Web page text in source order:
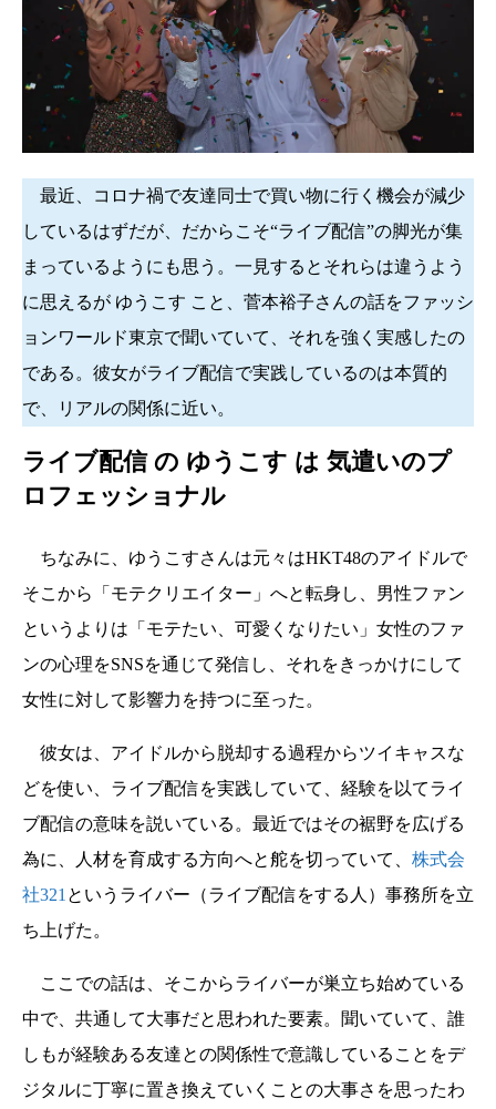
最近、コロナ禍で友達同士で買い物に行く機会が減少
しているはずだが、だからこそ“ライブ配信”の脚光が集
まっているようにも思う。一見するとそれらは違うよう
に思えるが ゆうこす こと、菅本裕子さんの話をファッシ
ョンワールド東京で聞いていて、それを強く実感したの
である。彼女がライブ配信で実践しているのは本質的
で、リアルの関係に近い。
ライブ配信 の ゆうこす は 気遣いのプ
ロフェッショナル
ちなみに、ゆうこすさんは元々はHKT48のアイドルで
そこから「モテクリエイター」へと転身し、男性ファン
というよりは「モテたい、可愛くなりたい」女性のファ
ンの心理をSNSを通じて発信し、それをきっかけにして
女性に対して影響力を持つに至った。
彼女は、アイドルから脱却する過程からツイキャスな
どを使い、ライブ配信を実践していて、経験を以てライ
ブ配信の意味を説いている。最近ではその裾野を広げる
為に、人材を育成する方向へと舵を切っていて、 株式会
社321 というライバー（ライブ配信をする人）事務所を立
ち上げた。
ここでの話は、そこからライバーが巣立ち始めている
中で、共通して大事だと思われた要素。聞いていて、誰
しもが経験ある友達との関係性で意識していることをデ
ジタルに丁寧に置き換えていくことの大事さを思ったわ